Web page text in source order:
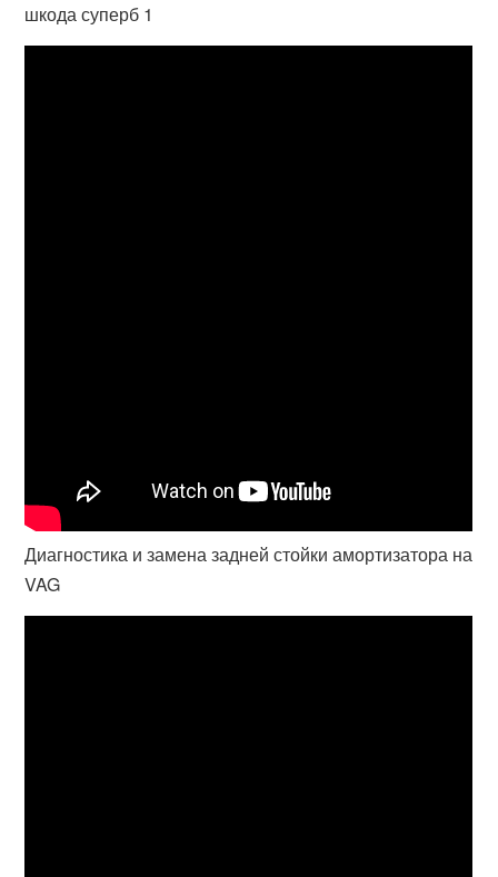
шкода суперб 1
Диагностика и замена задней стойки амортизатора на
VAG